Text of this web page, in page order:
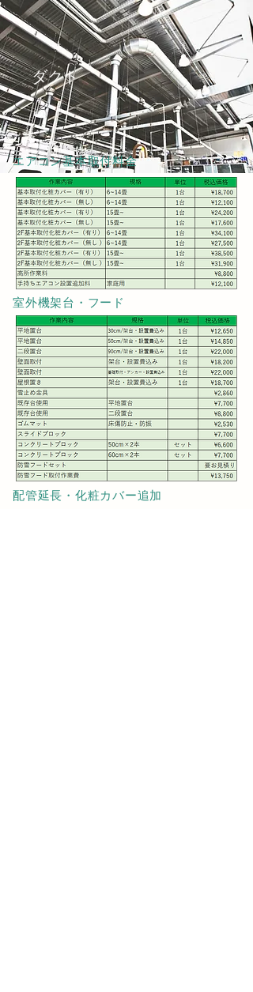
​​ダクト
​エアコン基本取付料金
​室外機架台・フード
​配管延長・化粧カバー追加